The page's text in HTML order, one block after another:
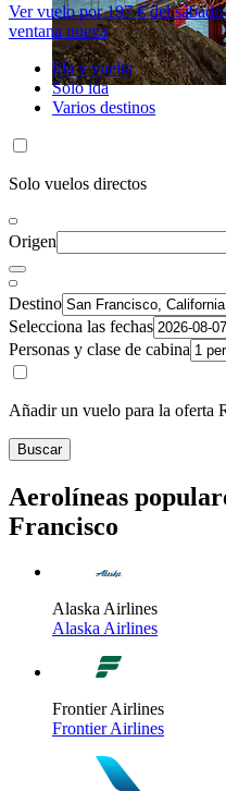
Ver vuelo por 197 € del
ventana nueva
Ida y vuelta
Solo ida
Varios destinos
Solo vuelos directos
Origen
Destino
Selecciona las fechas
Personas y clase de cabina
Añadir un vuelo para la oferta
Buscar
Aerolíneas
Francisco
Alaska Airlines
Alaska Airlines
Frontier Airlines
Frontier Airlines